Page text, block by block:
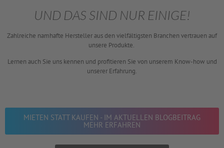
UND DAS SIND NUR EINIGE!
Zahlreiche namhafte Hersteller aus den vielfältigsten Branchen vertrauen auf
unsere Produkte.
Lernen auch Sie uns kennen und profitieren Sie von unserem Know-how und
unserer Erfahrung.
MIETEN STATT KAUFEN - IM AKTUELLEN BLOGBEITRAG
MEHR ERFAHREN